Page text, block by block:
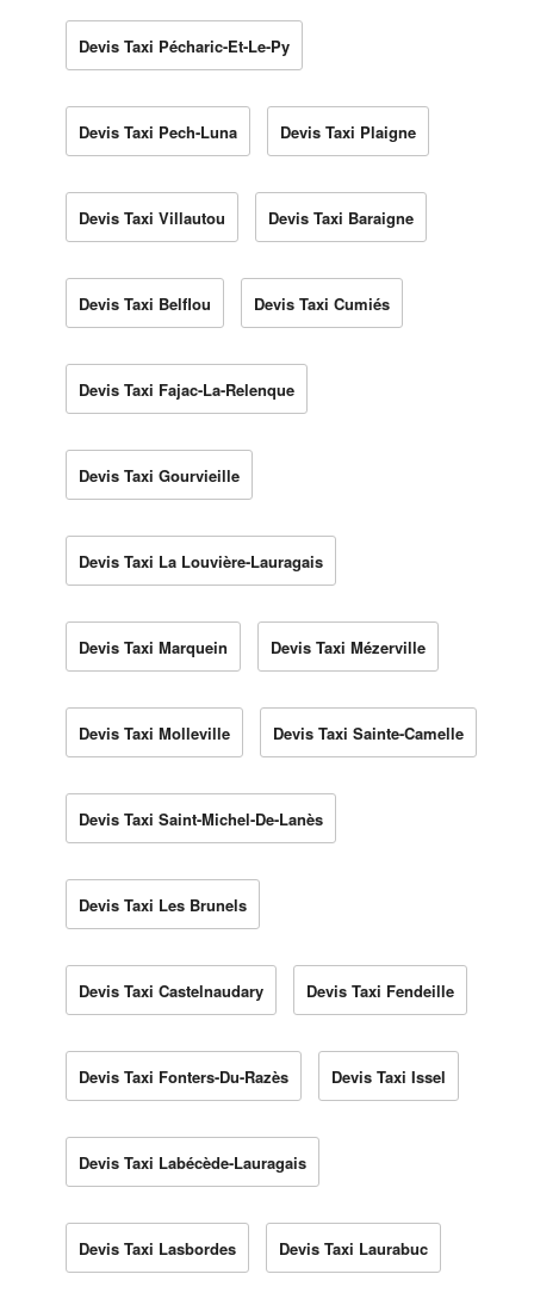
Devis Taxi Pécharic-Et-Le-Py
Devis Taxi Pech-Luna Devis Taxi Plaigne
Devis Taxi Villautou Devis Taxi Baraigne
Devis Taxi Belflou Devis Taxi Cumiés
Devis Taxi Fajac-La-Relenque
Devis Taxi Gourvieille
Devis Taxi La Louvière-Lauragais
Devis Taxi Marquein Devis Taxi Mézerville
Devis Taxi Molleville Devis Taxi Sainte-Camelle
Devis Taxi Saint-Michel-De-Lanès
Devis Taxi Les Brunels
Devis Taxi Castelnaudary Devis Taxi Fendeille
Devis Taxi Fonters-Du-Razès Devis Taxi Issel
Devis Taxi Labécède-Lauragais
Devis Taxi Lasbordes Devis Taxi Laurabuc